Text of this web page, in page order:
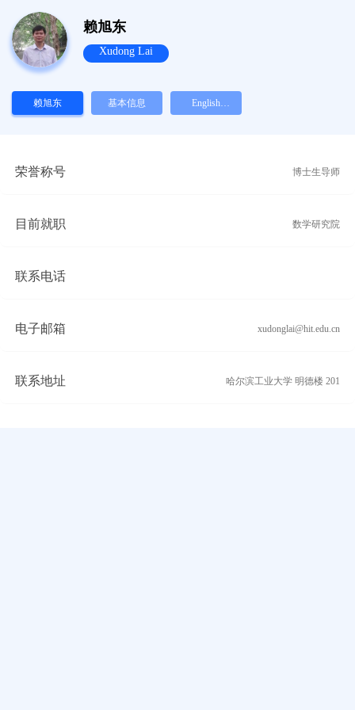
赖旭东
Xudong Lai
赖旭东 基本信息 English
荣誉称号 博士生导师
目前就职 数学研究院
联系电话
电子邮箱 xudonglai@hit.edu.cn
联系地址 哈尔滨工业大学 明德楼 201